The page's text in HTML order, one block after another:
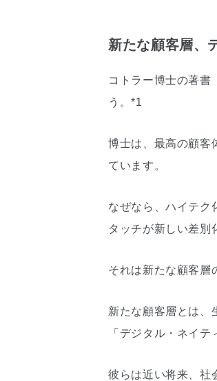
新たな顧客層、
コトラー博士の著書
う。*1
博士は、最高の顧客
ています。
なぜなら、ハイテク
タッチが新しい差別
それは新たな顧客層
新たな顧客層とは、
「デジタル・ネイテ
彼らは近い将来、社